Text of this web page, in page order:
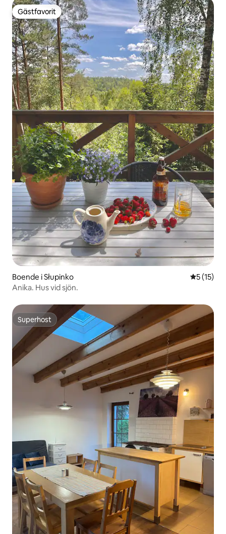
Gästfavorit
Gästfavorit
Boende i Słupinko 5 av 5 i
5 (15)
Anika. Hus vid sjön.
Superhost
Superhost